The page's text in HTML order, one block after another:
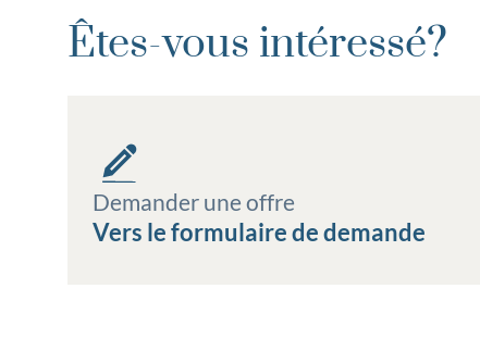
Êtes-vous intéressé?
Demander une offre
Vers le formulaire de demande